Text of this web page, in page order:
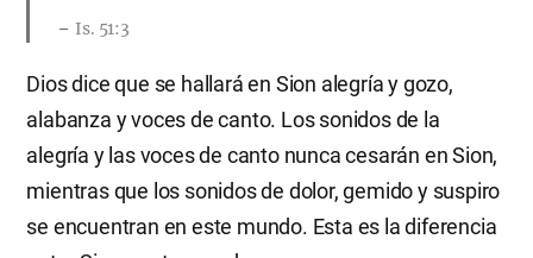
Is. 51:3
Dios dice que se hallará en Sion alegría y gozo,
alabanza y voces de canto. Los sonidos de la
alegría y las voces de canto nunca cesarán en Sion,
mientras que los sonidos de dolor, gemido y suspiro
se encuentran en este mundo. Esta es la diferencia